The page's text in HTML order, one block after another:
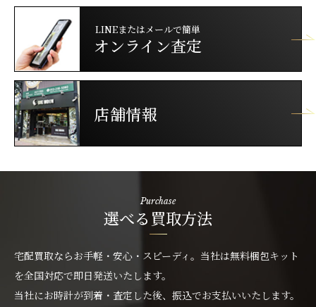
LINEまたはメールで簡単
オンライン査定
店舗情報
Purchase
選べる買取方法
宅配買取ならお手軽・安心・スピーディ。当社は無料梱包キット
を全国対応で即日発送いたします。
当社にお時計が到着・査定した後、振込でお支払いいたします。